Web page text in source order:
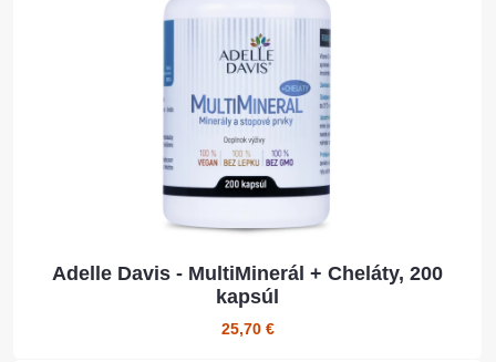
Adelle Davis - MultiMinerál + Cheláty, 200
kapsúl
25,70 €